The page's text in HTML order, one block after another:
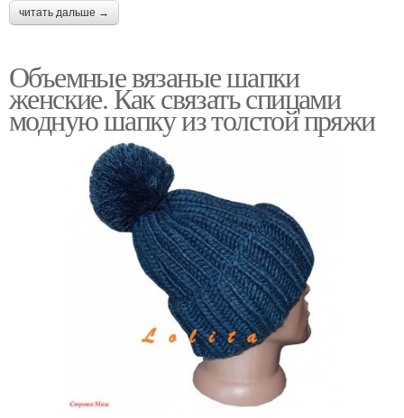
читать дальше →
Объемные вязаные шапки
женские. Как связать спицами
модную шапку из толстой пряжи